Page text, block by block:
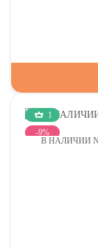
1
-9%
В НАЛИЧИИ